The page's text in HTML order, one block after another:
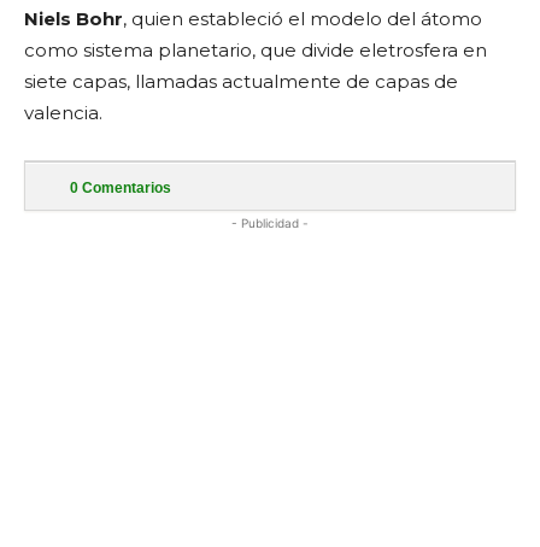
Niels Bohr, quien estableció el modelo del átomo
como sistema planetario, que divide eletrosfera en
siete capas, llamadas actualmente de capas de
valencia.
0 Comentarios
- Publicidad -